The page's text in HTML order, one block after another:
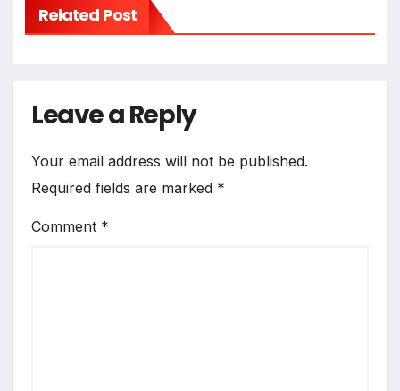
Related Post
Leave a Reply
Your email address will not be published.
Required fields are marked *
Comment *